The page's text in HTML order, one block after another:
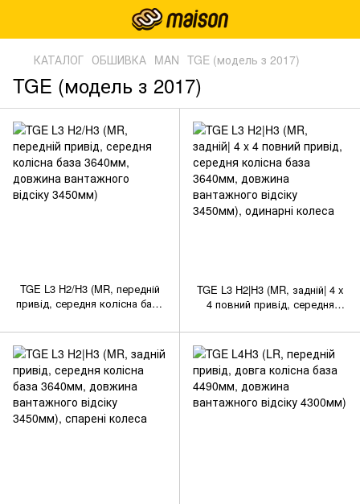
КАТАЛОГ ОБШИВКА MAN TGE (модель з 2017)
TGE (модель з 2017)
TGE L3 H2/H3 (MR, передній
привід, середня колісна база
відсіку 3450мм)
TGE L3 H2|H3 (MR, задній| 4 x
4 повний привід, середня
вантажного відсіку 3450мм),
одинарні колеса